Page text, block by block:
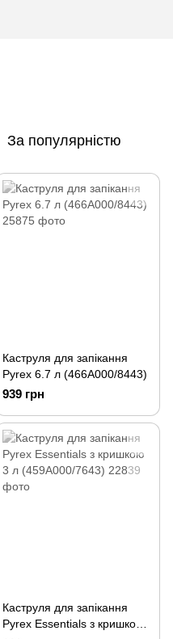
За популярністю
Каструля для запікання
Pyrex 6.7 л (466A000/8443)
939 грн
Каструля для запікання
Pyrex Essentials з кришкою